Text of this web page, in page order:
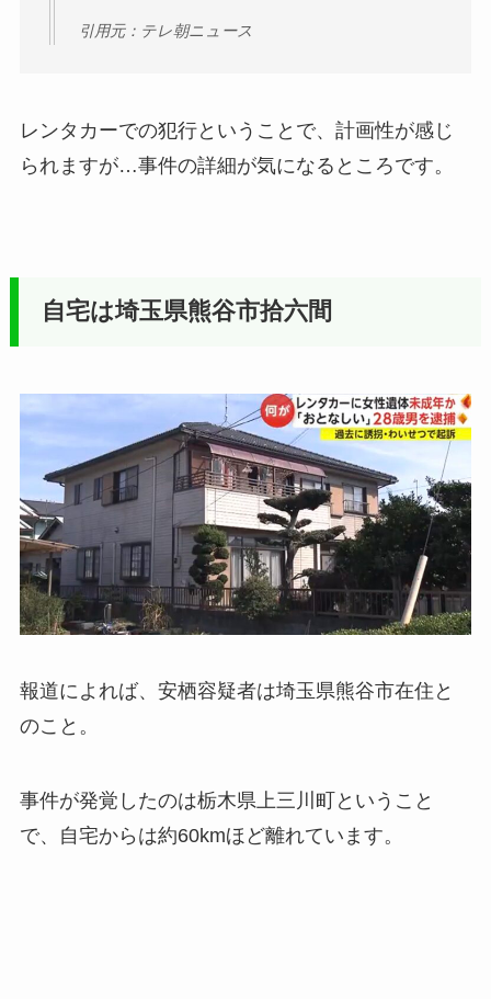
引用元：テレ朝ニュース
レンタカーでの犯行ということで、計画性が感じ
られますが…事件の詳細が気になるところです。
自宅は埼玉県熊谷市拾六間
報道によれば、安栖容疑者は埼玉県熊谷市在住と
のこと。
事件が発覚したのは栃木県上三川町ということ
で、自宅からは約60kmほど離れています。